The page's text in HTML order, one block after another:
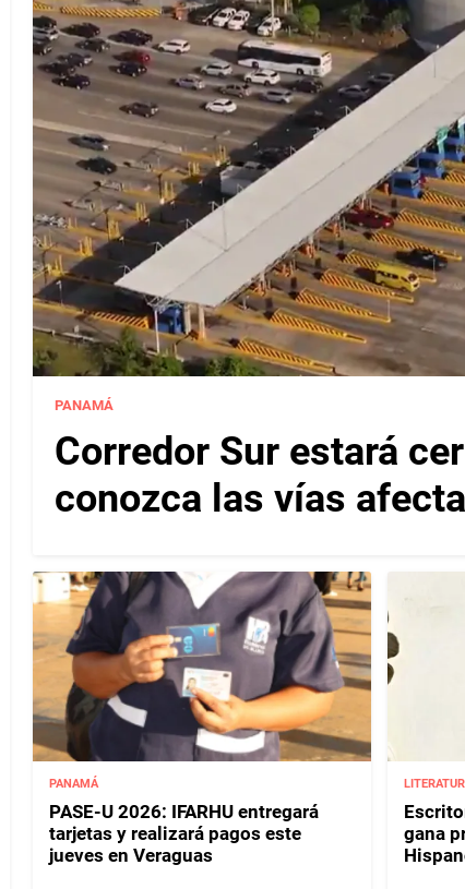
PANAMÁ
Corredor Sur estará
conozca las vías
PANAMÁ
PASE-U 2026: IFARHU entregará
tarjetas y realizará pagos este
jueves en Veraguas
gana